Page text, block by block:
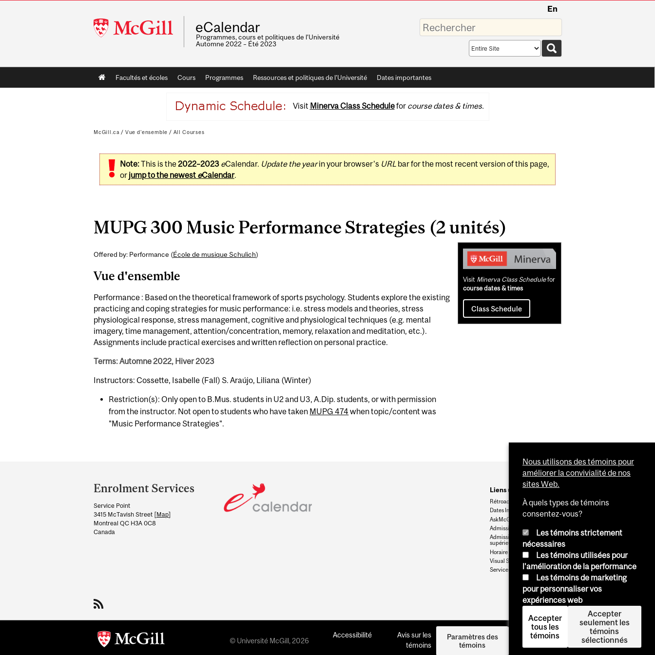
McGill
University
En
eCalendar
Programmes, cours et politiques de l'Université
Automne 2022 – Été 2023
Saisissez
vos
mots-
Search
scope
Main
navigation
Facultés et écoles Cours Programmes Ressources et politiques de l'Université Dates importantes
Visit Minerva Class Schedulefor course dates & times.
McGill.ca / Vue d'ensemble / All Courses
Note:This is the2022–2023 eCalendar. Update the yearin your browser's URLbar for the most recent version of this page,
or jump to the newest eCalendar.
MUPG 300 Music Performance Strategies (2 unités)
Offered by: Performance (École de musique Schulich)
Vue d'ensemble
Performance : Based on the theoretical framework of sports psychology. Students explore the existing
practicing and coping strategies for music performance: i.e. stress models and theories, stress
physiological response, stress management, cognitive and physiological techniques (e.g. mental
imagery, time management, attention/concentration, memory, relaxation and meditation, etc.).
Assignments include practical exercises and written reflection on personal practice.
Terms: Automne 2022, Hiver 2023
Instructors: Cossette, Isabelle (Fall) S. Araújo, Liliana (Winter)
Restriction(s): Only open to B.Mus. students in U2 and U3, A.Dip. students, or with permission
from the instructor. Not open to students who have taken MUPG 474 when topic/content was
"Music Performance Strategies".
Related
Content
Visit Minerva Class Schedulefor
course dates & times
Class Schedule
and
University
Information
Enrolment Services
Service Point
3415 McTavish Street [Map]
Montreal QC H3A 0C8
Canada
Liens utiles
Rétroaction
Dates Importantes
AskMcGill
Admission au premier cycle
Admissions aux cycles
supérieurs et postdoctoraux
Horaire des cours
Visual Schedule Builder
Services aux étudiants
© Université McGill, 2026
Accessibilité
Avis sur les
témoins
Paramètres des
témoins
Se
connecter
Nous utilisons des témoins pour
améliorer la convivialité de nos
sites Web.
À quels types de témoins
consentez-vous?
Les témoins strictement
nécessaires
Les témoins utilisées pour
l'amélioration de la performance
Les témoins de marketing
pour personnaliser vos
expériences web
Accepter
tous les
témoins
Accepter
seulement les
témoins
sélectionnés